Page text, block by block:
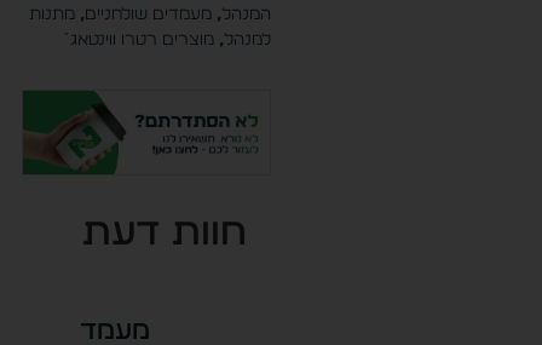
המנהל, מעמדים שולחניים, מתנות
למנהל, מוצרים רטרו ווינטאג´
חוות דעת
מעמד